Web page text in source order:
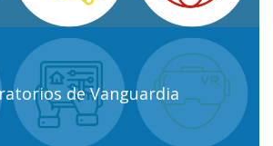
de Vanguardia